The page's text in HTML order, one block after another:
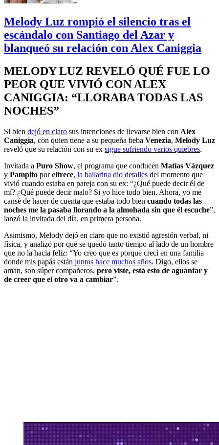
Melody Luz rompió el silencio tras el
escándalo con Santiago del Azar y
blanqueó su relación con Alex Caniggia
MELODY LUZ REVELÓ QUÉ FUE LO
PEOR QUE VIVIÓ CON ALEX
CANIGGIA: “LLORABA TODAS LAS
NOCHES”
Si bien dejó en claro sus intenciones de llevarse bien con Alex
Caniggia, con quien tiene a su pequeña beba Venezia, Melody Luz
reveló que su relación con su ex sigue sufriendo varios quiebres.
Invitada a Puro Show, el programa que conducen Matías Vázquez
y Pampito poreltrece, la bailarina dio detalles del momento que
vivió cuando estaba en pareja con su ex: “¿Qué puede decir él de
mí? ¿Qué puede decir malo? Si yo hice todo bien. Ahora, yo me
cansé de hacer de cuenta que estaba todo bien cuando todas las
noches me la pasaba llorando a la almohada sin que él escuche”,
lanzó la invitada del día, en primera persona.
Asimismo, Melody dejó en claro que no existió agresión verbal, ni
física, y analizó por qué se quedó tanto tiempo al lado de un hombre
que no la hacía feliz: “Yo creo que es porque crecí en una familia
donde mis papás están juntos hace muchos años. Digo, ellos se
aman, son súper compañeros, pero viste, está esto de aguantar y
de creer que el otro va a cambiar”.